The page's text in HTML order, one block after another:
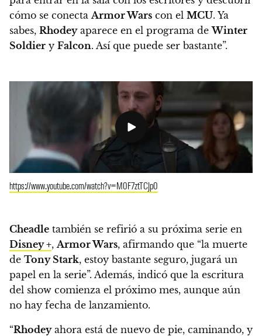
cómo se conecta Armor Wars con el MCU. Ya
sabes, Rhodeyaparece en el programa deWinter
Soldier y Falcon. Así que puede ser bastante”.
https://www.youtube.com/watch?v=M0F7ztTCJp0
Cheadle también se refirió a su próxima serie en
Disney +, Armor Wars, afirmando que “la muerte
de Tony Stark, estoy bastante seguro, jugará un
papel en la serie”. Además, indicó que la escritura
del show comienza el próximo mes, aunque aún
no hay fecha de lanzamiento.
“Rhodeyahora está de nuevo de pie, caminando, y